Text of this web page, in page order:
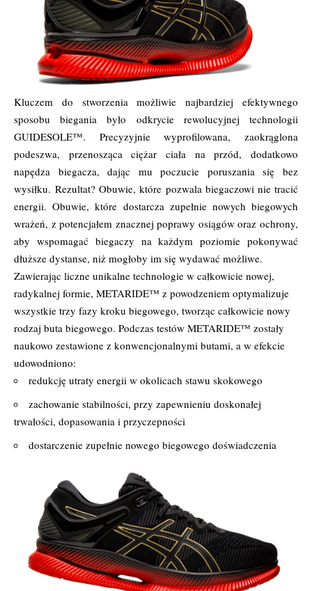
Kluczem do stworzenia możliwie najbardziej efektywnego
sposobu biegania było odkrycie rewolucyjnej technologii
GUIDESOLE™. Precyzyjnie wyprofilowana, zaokrąglona
podeszwa, przenosząca ciężar ciała na przód, dodatkowo
napędza biegacza, dając mu poczucie poruszania się bez
wysiłku. Rezultat? Obuwie, które pozwala biegaczowi nie tracić
energii. Obuwie, które dostarcza zupełnie nowych biegowych
wrażeń, z potencjałem znacznej poprawy osiągów oraz ochrony,
aby wspomagać biegaczy na każdym poziomie pokonywać
dłuższe dystanse, niż mogłoby im się wydawać możliwe.
Zawierając liczne unikalne technologie w całkowicie nowej,
radykalnej formie, METARIDE™ z powodzeniem optymalizuje
wszystkie trzy fazy kroku biegowego, tworząc całkowicie nowy
rodzaj buta biegowego. Podczas testów METARIDE™ zostały
naukowo zestawione z konwencjonalnymi butami, a w efekcie
udowodniono:
redukcję utraty energii w okolicach stawu skokowego
zachowanie stabilności, przy zapewnieniu doskonałej
trwałości, dopasowania i przyczepności
dostarczenie zupełnie nowego biegowego doświadczenia